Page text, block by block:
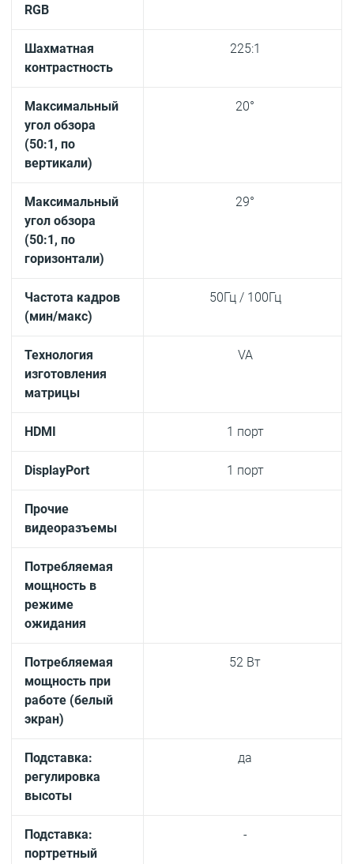
RGB
Шахматная
контрастность
225:1
Максимальный
угол обзора
(50:1, по
вертикали)
20°
Максимальный
угол обзора
(50:1, по
горизонтали)
29°
Частота кадров
(мин/макс)
50Гц / 100Гц
Технология
изготовления
матрицы
VA
HDMI 1 порт
DisplayPort 1 порт
Прочие
видеоразъемы
Потребляемая
мощность в
режиме
ожидания
Потребляемая
мощность при
работе (белый
экран)
52 Вт
Подставка:
регулировка
высоты
да
Подставка:
портретный
-